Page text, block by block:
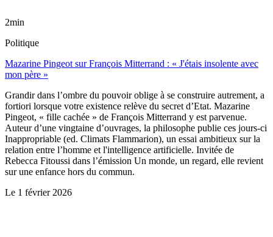
2min
Politique
Mazarine Pingeot sur François Mitterrand : « J'étais insolente avec
mon père »
Grandir dans l’ombre du pouvoir oblige à se construire autrement, a
fortiori lorsque votre existence relève du secret d’Etat. Mazarine
Pingeot, « fille cachée » de François Mitterrand y est parvenue.
Auteur d’une vingtaine d’ouvrages, la philosophe publie ces jours-ci
Inappropriable (ed. Climats Flammarion), un essai ambitieux sur la
relation entre l’homme et l'intelligence artificielle. Invitée de
Rebecca Fitoussi dans l’émission Un monde, un regard, elle revient
sur une enfance hors du commun.
Le 1 février 2026